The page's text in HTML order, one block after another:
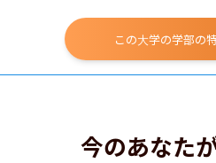
この大学の学部の
今のあなた